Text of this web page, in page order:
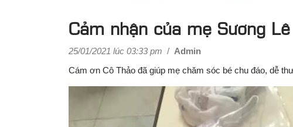
Cảm nhận của mẹ Sương Lê
25/01/2021 lúc 03:33 pm / Admin
Cám ơn Cô Thảo đã giúp mẹ chăm sóc bé chu đáo, dễ